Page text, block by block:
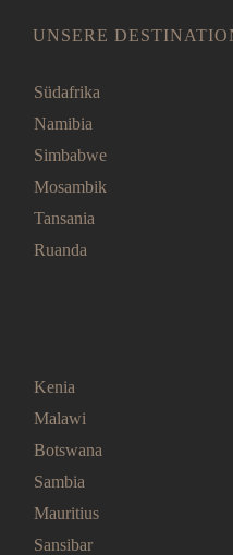
UNSERE
Südafrika
Namibia
Simbabwe
Mosambik
Tansania
Ruanda
Kenia
Malawi
Botswana
Sambia
Mauritius
Sansibar